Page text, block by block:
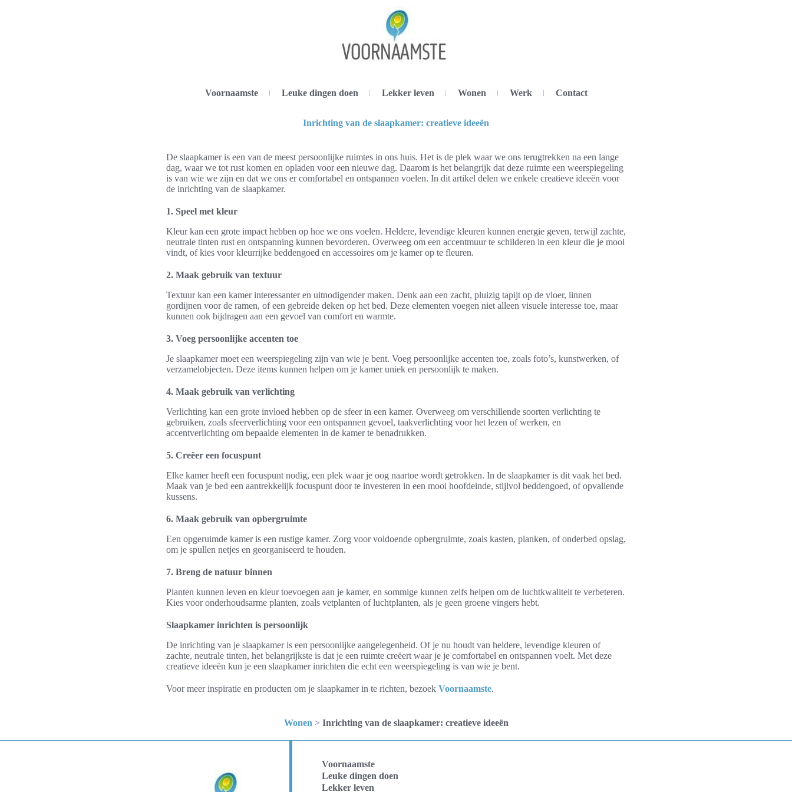
Voornaamste Leuke dingen doen Lekker leven Wonen Werk Contact
Inrichting van de slaapkamer: creatieve ideeën
De slaapkamer is een van de meest persoonlijke ruimtes in ons huis. Het is de plek waar we ons terugtrekken na een lange
dag, waar we tot rust komen en opladen voor een nieuwe dag. Daarom is het belangrijk dat deze ruimte een weerspiegeling
is van wie we zijn en dat we ons er comfortabel en ontspannen voelen. In dit artikel delen we enkele creatieve ideeën voor
de inrichting van de slaapkamer.
1. Speel met kleur
Kleur kan een grote impact hebben op hoe we ons voelen. Heldere, levendige kleuren kunnen energie geven, terwijl zachte,
neutrale tinten rust en ontspanning kunnen bevorderen. Overweeg om een accentmuur te schilderen in een kleur die je mooi
vindt, of kies voor kleurrijke beddengoed en accessoires om je kamer op te fleuren.
2. Maak gebruik van textuur
Textuur kan een kamer interessanter en uitnodigender maken. Denk aan een zacht, pluizig tapijt op de vloer, linnen
gordijnen voor de ramen, of een gebreide deken op het bed. Deze elementen voegen niet alleen visuele interesse toe, maar
kunnen ook bijdragen aan een gevoel van comfort en warmte.
3. Voeg persoonlijke accenten toe
Je slaapkamer moet een weerspiegeling zijn van wie je bent. Voeg persoonlijke accenten toe, zoals foto’s, kunstwerken, of
verzamelobjecten. Deze items kunnen helpen om je kamer uniek en persoonlijk te maken.
4. Maak gebruik van verlichting
Verlichting kan een grote invloed hebben op de sfeer in een kamer. Overweeg om verschillende soorten verlichting te
gebruiken, zoals sfeerverlichting voor een ontspannen gevoel, taakverlichting voor het lezen of werken, en
accentverlichting om bepaalde elementen in de kamer te benadrukken.
5. Creëer een focuspunt
Elke kamer heeft een focuspunt nodig, een plek waar je oog naartoe wordt getrokken. In de slaapkamer is dit vaak het bed.
Maak van je bed een aantrekkelijk focuspunt door te investeren in een mooi hoofdeinde, stijlvol beddengoed, of opvallende
kussens.
6. Maak gebruik van opbergruimte
Een opgeruimde kamer is een rustige kamer. Zorg voor voldoende opbergruimte, zoals kasten, planken, of onderbed opslag,
om je spullen netjes en georganiseerd te houden.
7. Breng de natuur binnen
Planten kunnen leven en kleur toevoegen aan je kamer, en sommige kunnen zelfs helpen om de luchtkwaliteit te verbeteren.
Kies voor onderhoudsarme planten, zoals vetplanten of luchtplanten, als je geen groene vingers hebt.
Slaapkamer inrichten is persoonlijk
De inrichting van je slaapkamer is een persoonlijke aangelegenheid. Of je nu houdt van heldere, levendige kleuren of
zachte, neutrale tinten, het belangrijkste is dat je een ruimte creëert waar je je comfortabel en ontspannen voelt. Met deze
creatieve ideeën kun je een slaapkamer inrichten die echt een weerspiegeling is van wie je bent.
Voor meer inspiratie en producten om je slaapkamer in te richten, bezoek Voornaamste.
Wonen > Inrichting van de slaapkamer: creatieve ideeën
Voornaamste
Leuke dingen doen
Lekker leven